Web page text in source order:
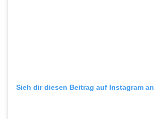
Sieh dir diesen Beitrag auf Instagram an